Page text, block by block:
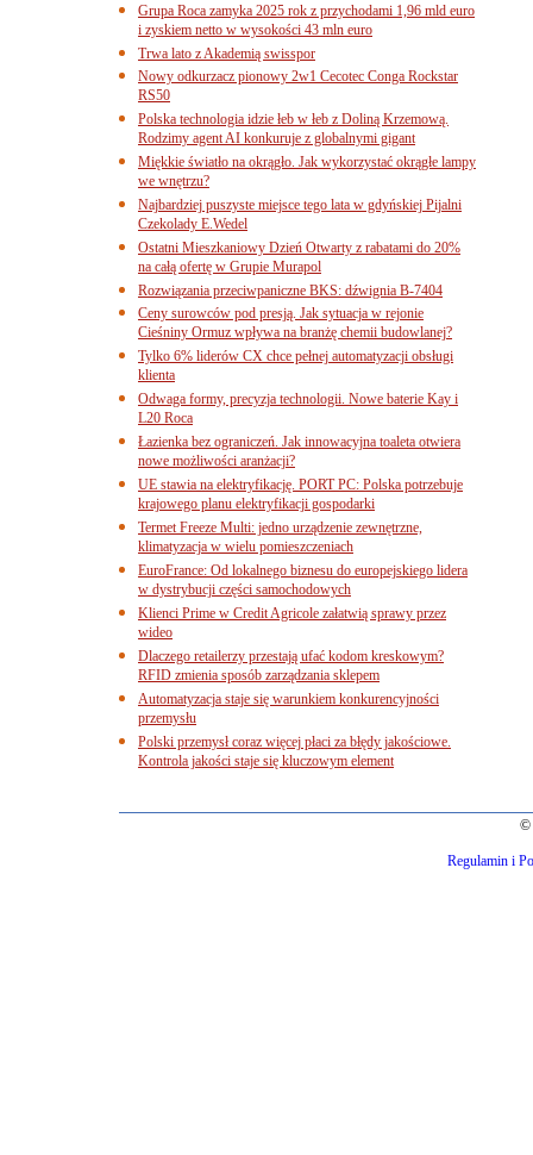
Grupa Roca zamyka 2025 rok z przychodami 1,96 mld euro
i zyskiem netto w wysokości 43 mln euro
Trwa lato z Akademią swisspor
Nowy odkurzacz pionowy 2w1 Cecotec Conga Rockstar
RS50
Polska technologia idzie łeb w łeb z Doliną Krzemową.
Rodzimy agent AI konkuruje z globalnymi gigant
Miękkie światło na okrągło. Jak wykorzystać okrągłe lampy
we wnętrzu?
Najbardziej puszyste miejsce tego lata w gdyńskiej Pijalni
Czekolady E.Wedel
Ostatni Mieszkaniowy Dzień Otwarty z rabatami do 20%
na całą ofertę w Grupie Murapol
Rozwiązania przeciwpaniczne BKS: dźwignia B-7404
Ceny surowców pod presją. Jak sytuacja w rejonie
Cieśniny Ormuz wpływa na branżę chemii budowlanej?
Tylko 6% liderów CX chce pełnej automatyzacji obsługi
klienta
Odwaga formy, precyzja technologii. Nowe baterie Kay i
L20 Roca
Łazienka bez ograniczeń. Jak innowacyjna toaleta otwiera
nowe możliwości aranżacji?
UE stawia na elektryfikację. PORT PC: Polska potrzebuje
krajowego planu elektryfikacji gospodarki
Termet Freeze Multi: jedno urządzenie zewnętrzne,
klimatyzacja w wielu pomieszczeniach
EuroFrance: Od lokalnego biznesu do europejskiego lidera
w dystrybucji części samochodowych
Klienci Prime w Credit Agricole załatwią sprawy przez
wideo
Dlaczego retailerzy przestają ufać kodom kreskowym?
RFID zmienia sposób zarządzania sklepem
Automatyzacja staje się warunkiem konkurencyjności
przemysłu
Polski przemysł coraz więcej płaci za błędy jakościowe.
Kontrola jakości staje się kluczowym element
©
Regulamin i